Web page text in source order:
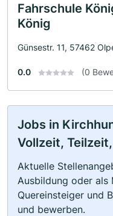
Fahrschule
König
Günsestr. 11, 57462
0.0 (0
Jobs in
Vollzeit,
Aktuelle
Ausbildung oder als
Quereinsteiger und
und bewerben.